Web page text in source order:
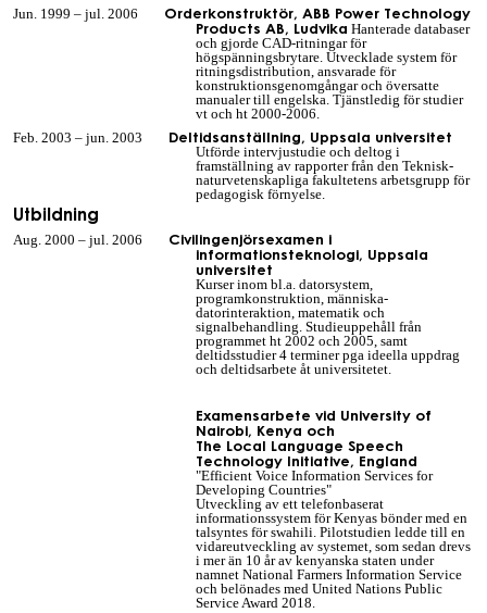
Jun. 1999 – jul. 2006 Orderkonstruktör, ABB Power Technology
Products AB, Ludvika Hanterade databaser
och gjorde CAD-ritningar för
högspänningsbrytare. Utvecklade system för
ritningsdistribution, ansvarade för
konstruktionsgenomgångar och översatte
manualer till engelska. Tjänstledig för studier
vt och ht 2000-2006.
Feb. 2003 – jun. 2003
Deltidsanställning, Uppsala universitet
Utförde intervjustudie och deltog i
framställning av rapporter från den Teknisk-
naturvetenskapliga fakultetens arbetsgrupp för
pedagogisk förnyelse.
Utbildning
Aug. 2000 – jul. 2006 Civilingenjörsexamen i
informationsteknologi, Uppsala
universitet
Kurser inom bl.a. datorsystem,
programkonstruktion, människa-
datorinteraktion, matematik och
signalbehandling. Studieuppehåll från
programmet ht 2002 och 2005, samt
deltidsstudier 4 terminer pga ideella uppdrag
och deltidsarbete åt universitetet.
Examensarbete vid University of
Nairobi, Kenya och
The Local Language Speech
Technology Initiative, England
"Efficient Voice Information Services for
Developing Countries"
Utveckling av ett telefonbaserat
informationssystem för Kenyas bönder med en
talsyntes för swahili. Pilotstudien ledde till en
vidareutveckling av systemet, som sedan drevs
i merän 10 år av kenyanska staten under
namnet National Farmers Information Service
och belönades med United Nations Public
Service Award 2018.